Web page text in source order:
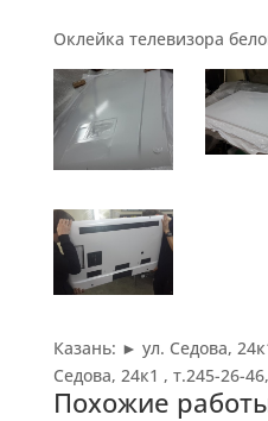
Оклейка телевизора
Казань: ► ул. Седова,
Седова, 24к1 , т.245-26-46,
Похожие